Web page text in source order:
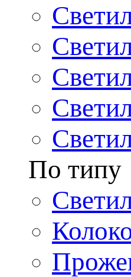
По типу